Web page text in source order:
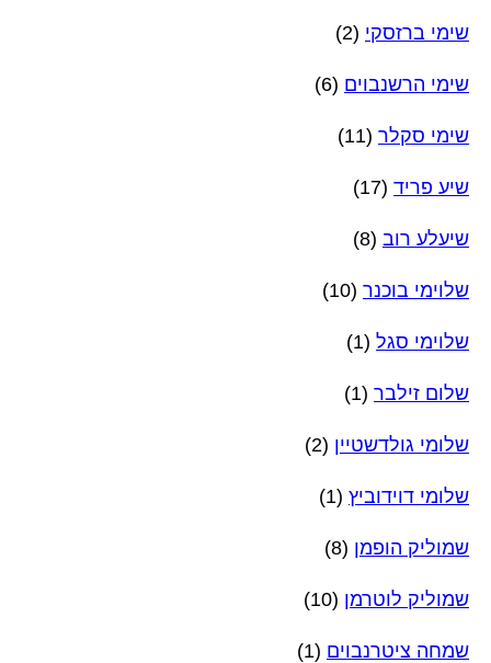
שימי ברזסקי (2)
שימי הרשנבוים (6)
שימי סקלר (11)
שיע פריד (17)
שיעלע רוב (8)
שלוימי בוכנר (10)
שלוימי סגל (1)
שלום זילבר (1)
שלומי גולדשטיין (2)
שלומי דוידוביץ (1)
שמוליק הופמן (8)
שמוליק לוטרמן (10)
שמחה ציטרנבוים (1)